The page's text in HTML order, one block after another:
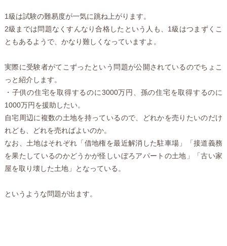
1級は試験の難易度が一気に跳ね上がります。
2級までは問題なくすんなり合格したという人も、1級はつまずくこ
ともあるようで、かなり難しくなっていますよ。
実際に受験者がてこずったという問題が公開されているのでちょこ
っと紹介します。
・子供の住宅を取得するのに3000万円、孫の住宅を取得するのに
1000万円を援助したい。
自宅周辺に複数の土地を持っているので、どれかを売りたいのだけ
れども、どれを売ればよいのか。
なお、土地はそれぞれ「借地権を最近解消した駐車場」「接道義務
を果たしているのかどうかが怪しいぼろアパートの土地」「古い家
屋を取り壊した土地」となっている。
というような問題が出ます。